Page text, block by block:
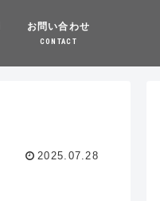
お問い合わせ
CONTACT
2025.07.28